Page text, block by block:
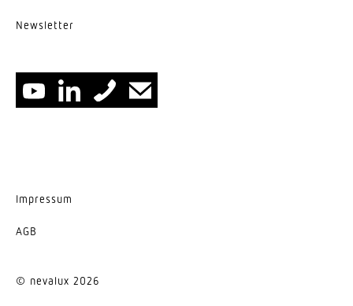
News­letter
Impressum
AGB
© nevalux 2026